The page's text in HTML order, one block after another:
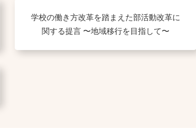
学校の働き方改革を踏まえた部活動改革に
関する提言 〜地域移行を目指して〜